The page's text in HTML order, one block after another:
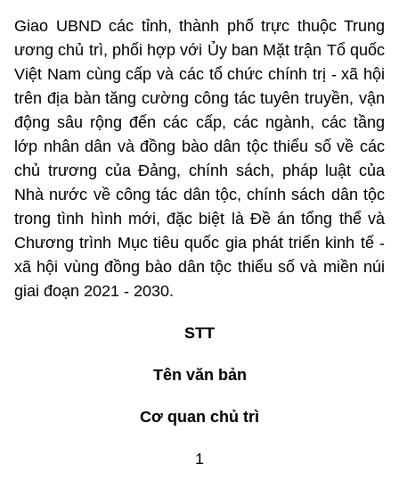
Giao UBND các tỉnh, thành phố trực thuộc Trung
ương chủ trì, phối hợp với Ủy ban Mặt trận Tổ quốc
Việt Nam cùng cấp và các tổ chức chính trị - xã hội
trên địa bàn tăng cường công tác tuyên truyền, vận
động sâu rộng đến các cấp, các ngành, các tầng
lớp nhân dân và đồng bào dân tộc thiểu số về các
chủ trương của Đảng, chính sách, pháp luật của
Nhà nước về công tác dân tộc, chính sách dân tộc
trong tình hình mới, đặc biệt là Đề án tổng thể và
Chương trình Mục tiêu quốc gia phát triển kinh tế -
xã hội vùng đồng bào dân tộc thiểu số và miền núi
giai đoạn 2021 - 2030.
STT
Tên văn bản
Cơ quan chủ trì
1